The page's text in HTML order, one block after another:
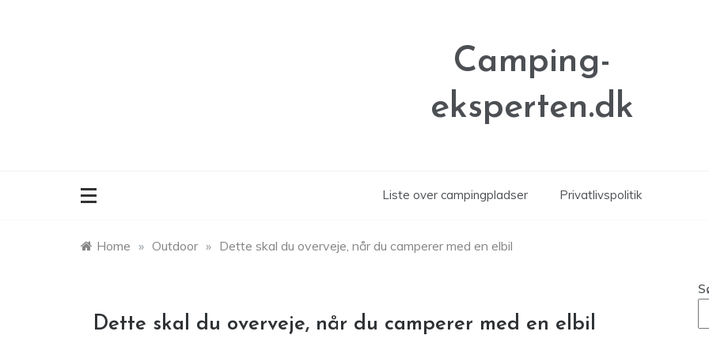
Camping-
eksperten.dk
Liste over campingpladser Privatlivspolitik
Home » Outdoor » Dette skal du overveje, når du camperer med en elbil
Dette skal du overveje, når du camperer med en elbil